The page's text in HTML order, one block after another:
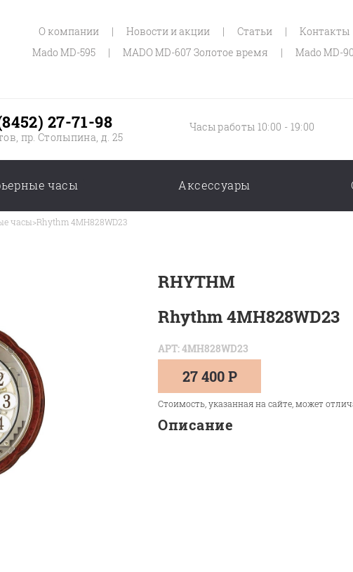
О компании | Новости и акции | Статьи | Контакты
Mado MD-595
| MADO MD-607 Золотое время | Mado MD-
27-71-98
пр. Столыпина, д. 25
Часы работы 10:00 - 19:00
часы Аксессуары
часы>Rhythm 4MH828WD23
RHYTHM
Rhythm 4MH828WD23
АРТ: 4MH828WD23
27 400 Р
Стоимость, указанная на сайте, может
Описание